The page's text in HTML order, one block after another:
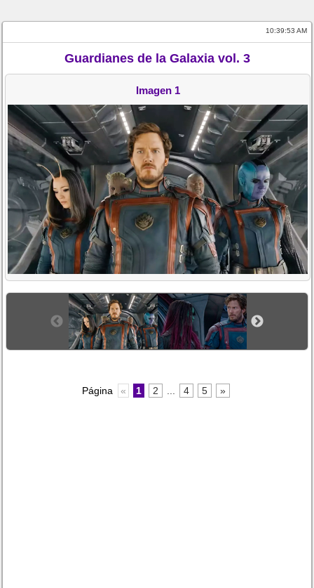
10:39:53 AM
Guardianes de la Galaxia vol. 3
Imagen 1
Página « 1 2 4 5 »